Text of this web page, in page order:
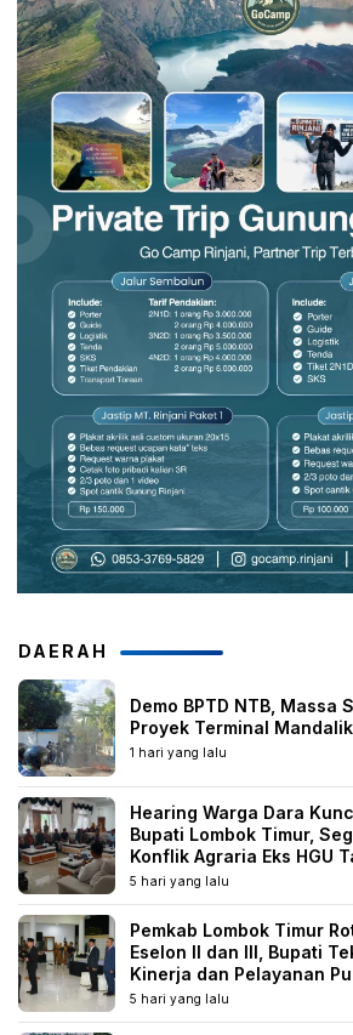
DAERAH
Demo BPTD NTB, Massa
Proyek Terminal
1 hari yang lalu
Hearing Warga Dara
Bupati Lombok Timur,
Konflik Agraria Eks HGU
5 hari yang lalu
Pemkab Lombok Timur
Eselon II dan III, Bupati
Kinerja dan Pelayanan
5 hari yang lalu